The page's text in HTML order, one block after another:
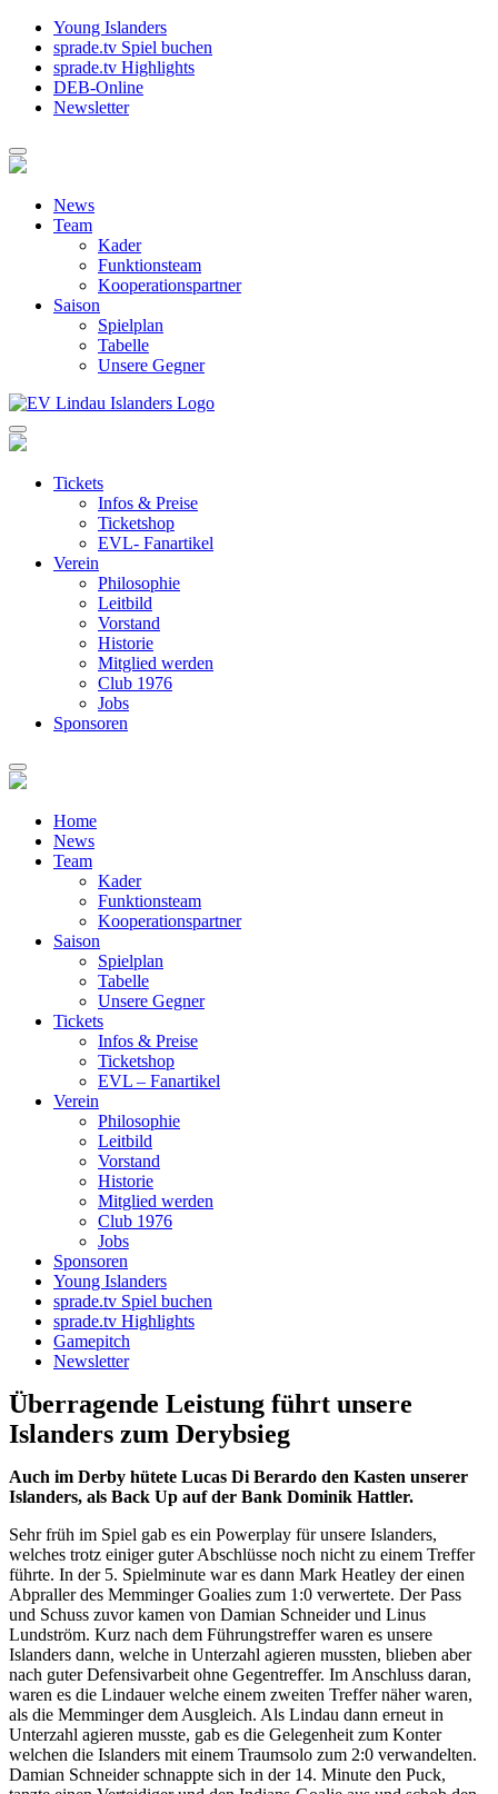
Young Islanders
sprade.tv Spiel buchen
sprade.tv Highlights
DEB-Online
Newsletter
News
Team
Kader
Funktionsteam
Kooperationspartner
Saison
Spielplan
Tabelle
Unsere Gegner
Tickets
Infos & Preise
Ticketshop
EVL- Fanartikel
Verein
Philosophie
Leitbild
Vorstand
Historie
Mitglied werden
Club 1976
Jobs
Sponsoren
Home
News
Team
Kader
Funktionsteam
Kooperationspartner
Saison
Spielplan
Tabelle
Unsere Gegner
Tickets
Infos & Preise
Ticketshop
EVL – Fanartikel
Verein
Philosophie
Leitbild
Vorstand
Historie
Mitglied werden
Club 1976
Jobs
Sponsoren
Young Islanders
sprade.tv Spiel buchen
sprade.tv Highlights
Gamepitch
Newsletter
Überragende Leistung führt unsere
Islanders zum Derybsieg
Auch im Derby hütete Lucas Di Berardo den Kasten unserer
Islanders, als Back Up auf der Bank Dominik Hattler.
Sehr früh im Spiel gab es ein Powerplay für unsere Islanders,
welches trotz einiger guter Abschlüsse noch nicht zu einem Treffer
führte. In der 5. Spielminute war es dann Mark Heatley der einen
Abpraller des Memminger Goalies zum 1:0 verwertete. Der Pass
und Schuss zuvor kamen von Damian Schneider und Linus
Lundström. Kurz nach dem Führungstreffer waren es unsere
Islanders dann, welche in Unterzahl agieren mussten, blieben aber
nach guter Defensivarbeit ohne Gegentreffer. Im Anschluss daran,
waren es die Lindauer welche einem zweiten Treffer näher waren,
als die Memminger dem Ausgleich. Als Lindau dann erneut in
Unterzahl agieren musste, gab es die Gelegenheit zum Konter
welchen die Islanders mit einem Traumsolo zum 2:0 verwandelten.
Damian Schneider schnappte sich in der 14. Minute den Puck,